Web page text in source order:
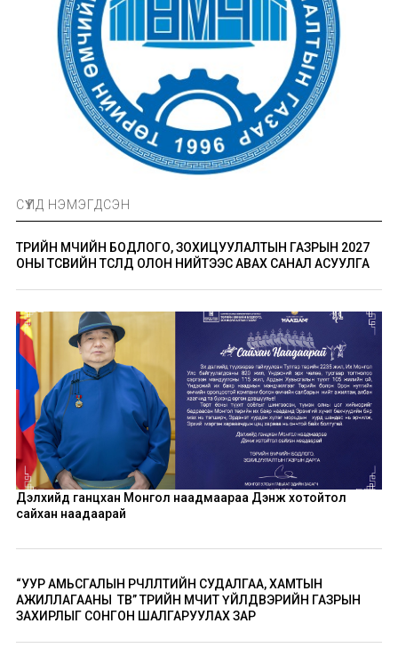
СҮҮЛД НЭМЭГДСЭН
ТӨРИЙН ӨМЧИЙН БОДЛОГО, ЗОХИЦУУЛАЛТЫН ГАЗРЫН 2027
ОНЫ ТӨСВИЙН ТӨСӨЛД ОЛОН НИЙТЭЭС АВАХ САНАЛ АСУУЛГА
Дэлхийд ганцхан Монгол наадмаараа Дэнж хотойтол
сайхан наадаарай
“УУР АМЬСГАЛЫН ӨӨРЧЛӨЛТИЙН СУДАЛГАА, ХАМТЫН
АЖИЛЛАГААНЫ ТӨВ” ТӨРИЙН ӨМЧИТ ҮЙЛДВЭРИЙН ГАЗРЫН
ЗАХИРЛЫГ СОНГОН ШАЛГАРУУЛАХ ЗАР